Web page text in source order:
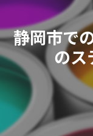
静岡市で
のス